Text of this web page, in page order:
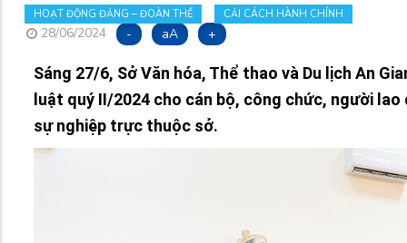
HOẠT ĐỘNG ĐẢNG – ĐOÀN THỂ CẢI CÁCH HÀNH CHÍNH
28/06/2024 - aA +
Sáng 27/6, Sở Văn hóa, Thể thao và Du lịch An
luật quý II/2024 cho cán bộ, công chức, người
sự nghiệp trực thuộc sở.